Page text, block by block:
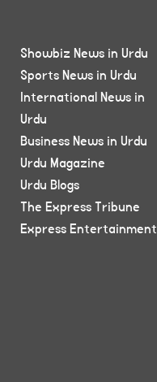
Showbiz News in Urdu
Sports News in Urdu
International News in
Urdu
Business News in Urdu
Urdu Magazine
Urdu Blogs
The Express Tribune
Express Entertainment